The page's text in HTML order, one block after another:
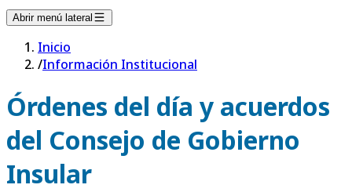
Abrir menú lateral
Inicio
/Información Institucional
Órdenes del día y acuerdos
del Consejo de Gobierno
Insular